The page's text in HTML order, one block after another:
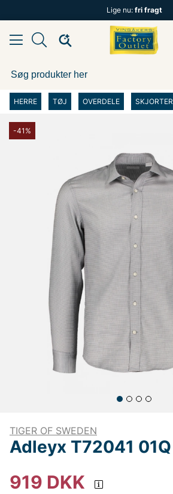
Lige nu: fri fragt
HERRE TØJ OVERDELE SKJORTER
-41%
TIGER OF SWEDEN
Adleyx T72041 01Q
919 DKK